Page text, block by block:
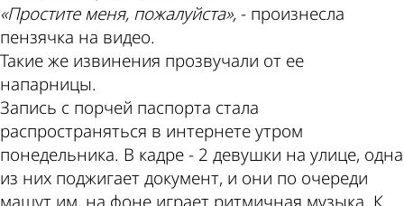
«Простите меня, пожалуйста»,- произнесла
пензячка на видео.
Такие же извинения прозвучали от ее
напарницы.
Запись с порчей паспорта стала
распространяться в интернете утром
понедельника. В кадре - 2 девушки на улице, одна
из них поджигает документ, и они по очереди